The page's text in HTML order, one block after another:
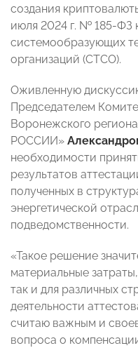
создания
июля 2024 г. № 185-ФЗ
системообразующих
организаций (СТСО).
Оживленную
Председателем
Воронежского
РОССИИ»
необходимости
результатов
полученных в
энергетической
подведомственности.
«Такое решение
материальные
так и для различных
деятельности
считаю важным и
вопроса о